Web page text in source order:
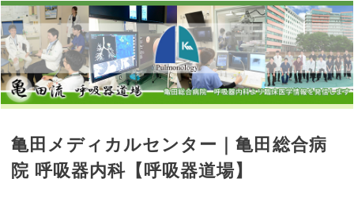
亀田メディカルセンター｜亀田総合病
院 呼吸器内科【呼吸器道場】